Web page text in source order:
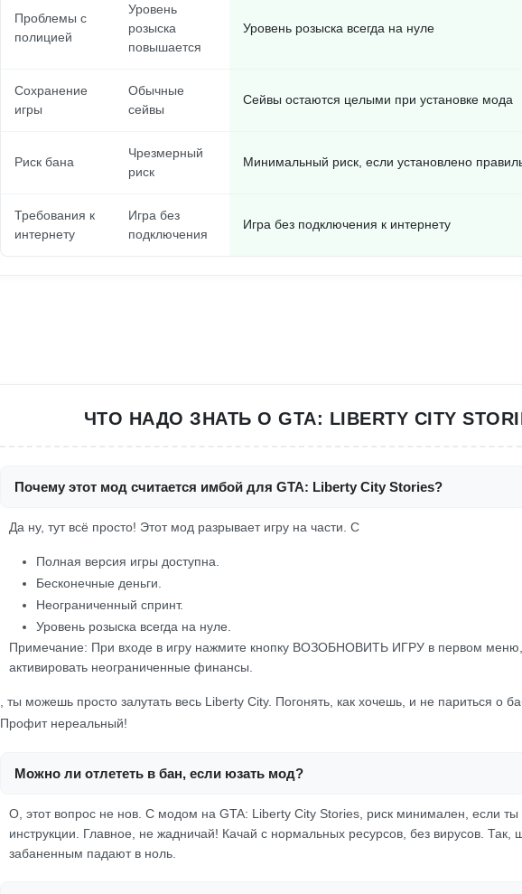
Проблемы с
полицией
Уровень
розыска
повышается
Уровень розыска всегда на нуле
Сохранение
игры
Обычные
сейвы
Сейвы остаются целыми при установке мода
Риск бана
Чрезмерный
риск
Минимальный риск, если установлено
Требования к
интернету
Игра без
подключения
Игра без подключения к интернету
ЧТО НАДО ЗНАТЬ О GTA: LIBERTY CITY
Почему этот мод считается имбой для GTA: Liberty City Stories?
Да ну, тут всё просто! Этот мод разрывает игру на части. С
Полная версия игры доступна.
Бесконечные деньги.
Неограниченный спринт.
Уровень розыска всегда на нуле.
Примечание: При входе в игру нажмите кнопку ВОЗОБНОВИТЬ ИГРУ в первом
активировать неограниченные финансы.
, ты можешь просто залутать весь Liberty City. Погонять, как хочешь, и не париться о
Профит нереальный!
Можно ли отлететь в бан, если юзать мод?
О, этот вопрос не нов. С модом на GTA: Liberty City Stories, риск минимален, если
инструкции. Главное, не жадничай! Качай с нормальных ресурсов, без вирусов. Так,
забаненным падают в ноль.